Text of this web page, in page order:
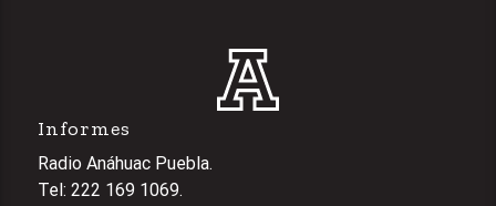
Informes
Radio Anáhuac Puebla.
Tel: 222 169 1069.